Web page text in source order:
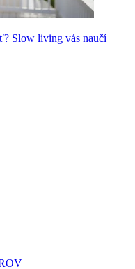
Slow living vás naučí